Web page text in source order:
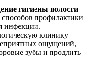
гигиены полости
профилактики
инфекции.
клинику
ощущений,
зубы и продлить